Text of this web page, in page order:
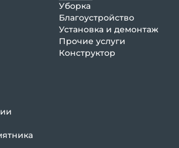
Уборка
Благоустройство
Установка и демонтаж
Прочие услуги
Конструктор